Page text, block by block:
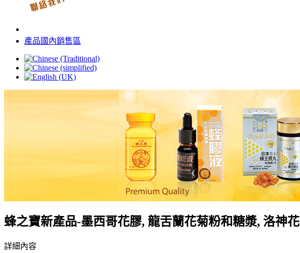
產品國內銷售區
蜂之寶新產品-墨西哥花膠, 龍舌蘭花菊粉和糖漿, 洛神花
詳細內容